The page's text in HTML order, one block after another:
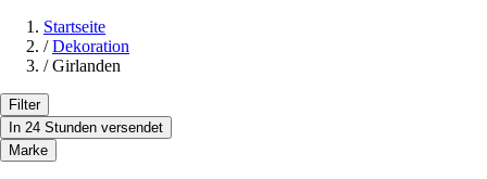
Startseite
/ Dekoration
/ Girlanden
Filter
In 24 Stunden versendet
Marke